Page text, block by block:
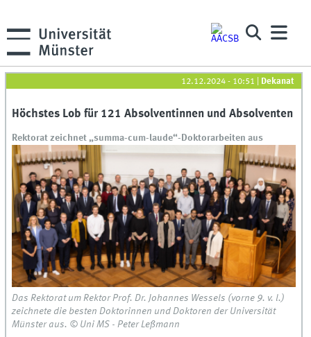
12.12.2024 - 10:51 Dekanat
Höchstes Lob für 121 Absolventinnen und Absolventen
Rektorat zeichnet „summa-cum-laude“-Doktorarbeiten aus
Das Rektorat um Rektor Prof. Dr. Johannes Wessels (vorne 9. v. l.)
zeichnete die besten Doktorinnen und Doktoren der Universität
Münster aus. © Uni MS - Peter Leßmann